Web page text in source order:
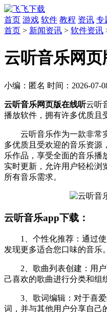
首页 游戏 软件 教程 资讯 专
首页 > 新闻资讯 > 软件资讯
云听音乐网
小编： 匿名 时间： 2026-07-
云听音乐网页版在线听云听
播放软件，拥有许多优质且
云听音乐作为一款非常
多优质且受欢迎的音乐资源
乐作品，享受全面的音乐播
实时更新，允许用户轻松浏
所有音乐需求。
云听音乐app下载：
1、个性化推荐：通过
发现更多适合您口味的音乐。
2、歌曲列表创建：用
己喜欢的歌曲进行分类和组
3、歌词编辑：对于喜
词，并与其他用户分享自己